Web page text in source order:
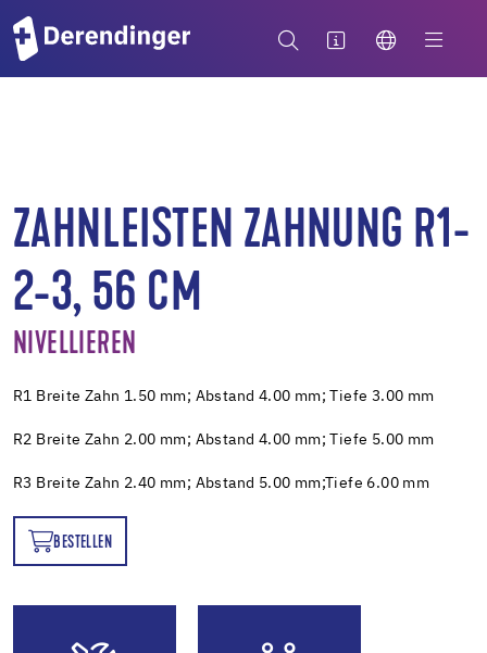
ZAHNLEISTEN ZAHNUNG R1-
2-3, 56 CM
NIVELLIEREN
R1 Breite Zahn 1.50 mm; Abstand 4.00 mm; Tiefe 3.00 mm
R2 Breite Zahn 2.00 mm; Abstand 4.00 mm; Tiefe 5.00 mm
R3 Breite Zahn 2.40 mm; Abstand 5.00 mm;Tiefe 6.00 mm
BESTELLEN